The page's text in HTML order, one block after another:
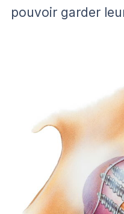
pouvoir garder